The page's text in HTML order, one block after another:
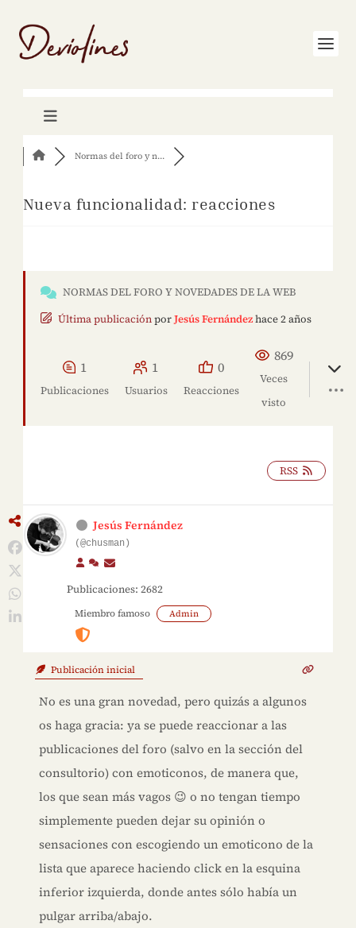
Normas del foro y n...
Nueva funcionalidad: reacciones
NORMAS DEL FORO Y NOVEDADES DE LA WEB
Última publicaciónporJesús Fernándezhace 2 años
1
Publicaciones
1
Usuarios
0
Reacciones
869
Veces
visto
RSS
Jesús Fernández
(@chusman)
Publicaciones: 2682
Miembro famoso Admin
Publicación inicial
No es una gran novedad, pero quizás a algunos
os haga gracia: ya se puede reaccionar a las
publicaciones del foro (salvo en la sección del
consultorio) con emoticonos, de manera que,
los que sean más vagos 😉 o no tengan tiempo
simplemente pueden dejar su opinión o
sensaciones con escogiendo un emoticono de la
lista que aparece haciendo click en la esquina
inferior izquierda, donde antes sólo había un
pulgar arriba/abajo.